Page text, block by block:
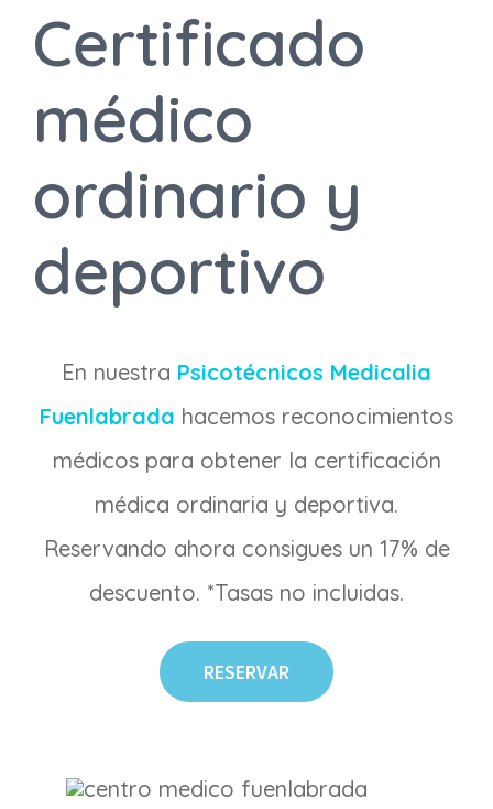
Certificado
médico
ordinario y
deportivo
En nuestra Psicotécnicos Medicalia
Fuenlabrada hacemos reconocimientos
médicos para obtener la certificación
médica ordinaria y deportiva.
Reservando ahora consigues un 17% de
descuento. *Tasas no incluidas.
RESERVAR